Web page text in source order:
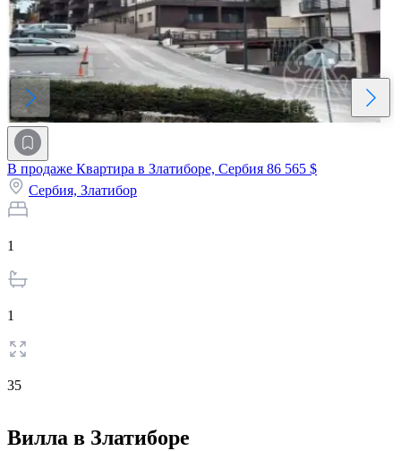
В продаже Квартира в Златиборе, Сербия 86 565 $
Сербия, Златибор
1
1
35
Вилла в Златиборе